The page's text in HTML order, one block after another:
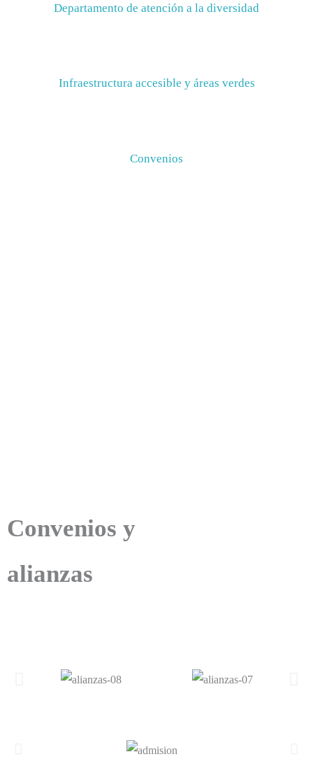
Departamento de atención a la diversidad
Infraestructura accesible y áreas verdes
Convenios
Convenios y
alianzas